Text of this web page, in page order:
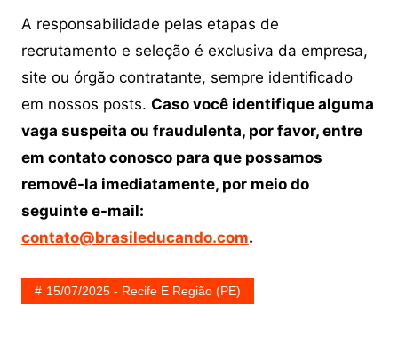
A responsabilidade pelas etapas de
recrutamento e seleção é exclusiva da empresa,
site ou órgão contratante, sempre identificado
em nossos posts. Caso você identifique alguma
vaga suspeita ou fraudulenta, por favor, entre
em contato conosco para que possamos
removê-la imediatamente, por meio do
seguinte e-mail:
contato@brasileducando.com.
15/07/2025 - Recife E Região (PE)